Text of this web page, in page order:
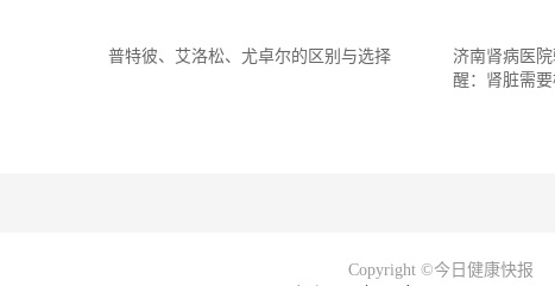
普特彼、艾洛松、尤卓尔的区别与选择
济南肾病医
醒：肾脏需
Copyright ©今日健康快报